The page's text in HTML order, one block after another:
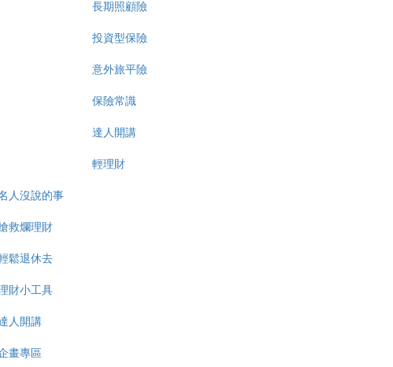
長期照顧險
投資型保險
意外旅平險
保險常識
達人開講
輕理財
人沒說的事
救爛理財
鬆退休去
財小工具
人開講
畫專區